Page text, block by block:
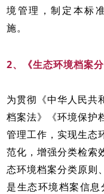
境管理，制定本标
施。
2、《生态环境档案
为贯彻《中华人民共
档案法》《环境保护
管理工作，实现生态
范化，增强分类检索
态环境档案分类原则
是生态环境档案信